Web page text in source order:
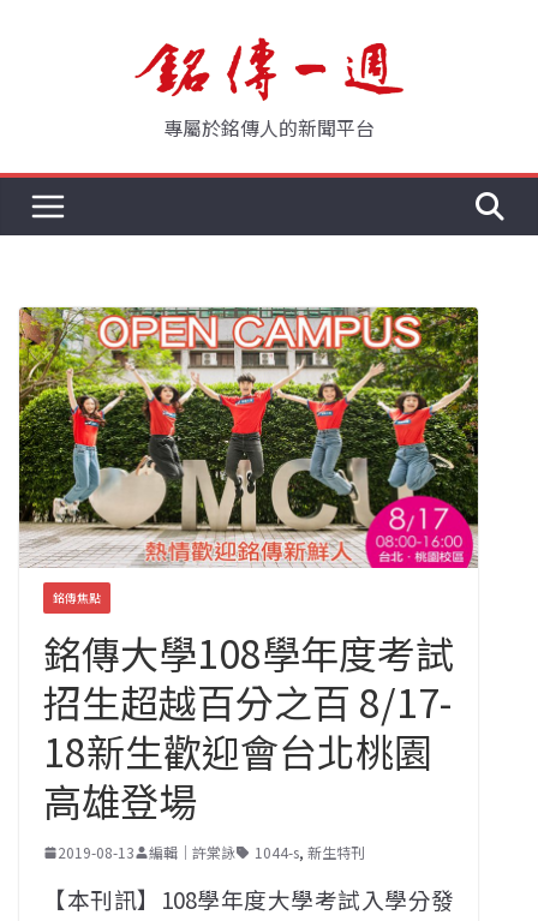
專屬於銘傳人的新聞平台
銘傳焦點
銘傳大學108學年度考試
招生超越百分之百 8/17-
18新生歡迎會台北桃園
高雄登場
2019-08-13 編輯｜許棠詠 1044-s, 新生特刊
【本刊訊】108學年度大學考試入學分發